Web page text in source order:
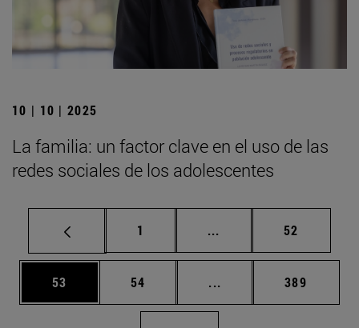
10 | 10 | 2025
La familia: un factor clave en el uso de las
redes sociales de los adolescentes
Página
1 ... Páginas intermedias
Página
52
Página
53 Página
54 ... Páginas intermedias
Página
389